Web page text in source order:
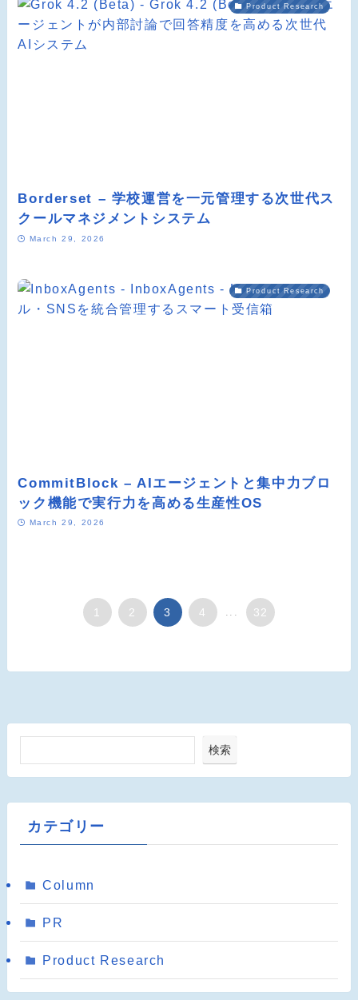
Product Research
Borderset – 学校運営を一元管理する次世代ス
クールマネジメントシステム
March 29, 2026
Product Research
CommitBlock – AIエージェントと集中力ブロ
ック機能で実行力を高める生産性OS
March 29, 2026
1 2 3 4 32
検索
カテゴリー
Column
PR
Product Research